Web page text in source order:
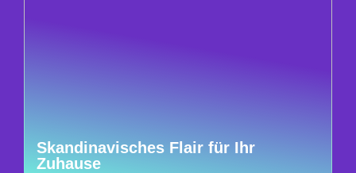
Skandinavisches Flair für Ihr
Zuhause